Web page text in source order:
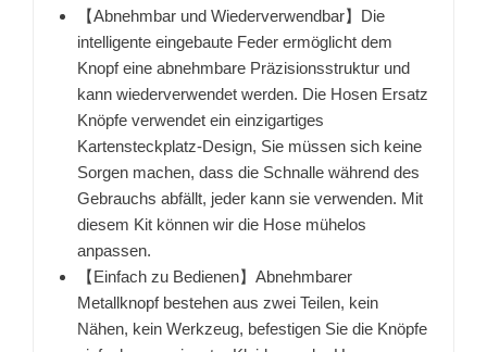
【Abnehmbar und Wiederverwendbar】Die
intelligente eingebaute Feder ermöglicht dem
Knopf eine abnehmbare Präzisionsstruktur und
kann wiederverwendet werden. Die Hosen Ersatz
Knöpfe verwendet ein einzigartiges
Kartensteckplatz-Design, Sie müssen sich keine
Sorgen machen, dass die Schnalle während des
Gebrauchs abfällt, jeder kann sie verwenden. Mit
diesem Kit können wir die Hose mühelos
anpassen.
【Einfach zu Bedienen】Abnehmbarer
Metallknopf bestehen aus zwei Teilen, kein
Nähen, kein Werkzeug, befestigen Sie die Knöpfe